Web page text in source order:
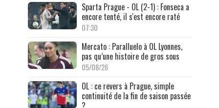
Sparta Prague - OL (2-1) : Fonseca a
encore tenté, il s'est encore raté
07:30
Mercato : Paralluelo à OL Lyonnes,
pas qu’une histoire de gros sous
05/08/26
OL : ce revers à Prague, simple
continuité de la fin de saison passée
?